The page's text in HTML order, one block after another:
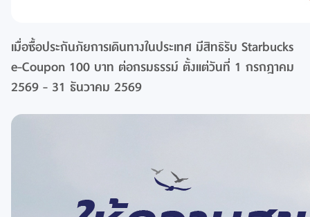
เมื่อซื้อประกันภัยการเดินทางในประเทศ มีสิทธิรับ Starbucks
e-Coupon 100 บาท ต่อกรมธรรม์ ตั้งแต่วันที่ 1 กรกฎาคม
2569 - 31 ธันวาคม 2569